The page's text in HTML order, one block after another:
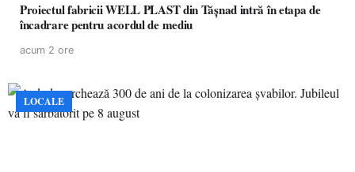
Proiectul fabricii WELL PLAST din Tășnad intră în etapa de
încadrare pentru acordul de mediu
acum 2 ore
LOCALE